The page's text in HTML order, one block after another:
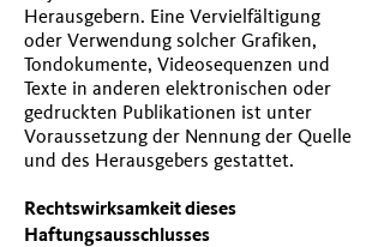
Herausgebern. Eine Vervielfältigung
oder Verwendung solcher Grafiken,
Tondokumente, Videosequenzen und
Texte in anderen elektronischen oder
gedruckten Publikationen ist unter
Voraussetzung der Nennung der Quelle
und des Herausgebers gestattet.
Rechtswirksamkeit dieses
Haftungsausschlusses